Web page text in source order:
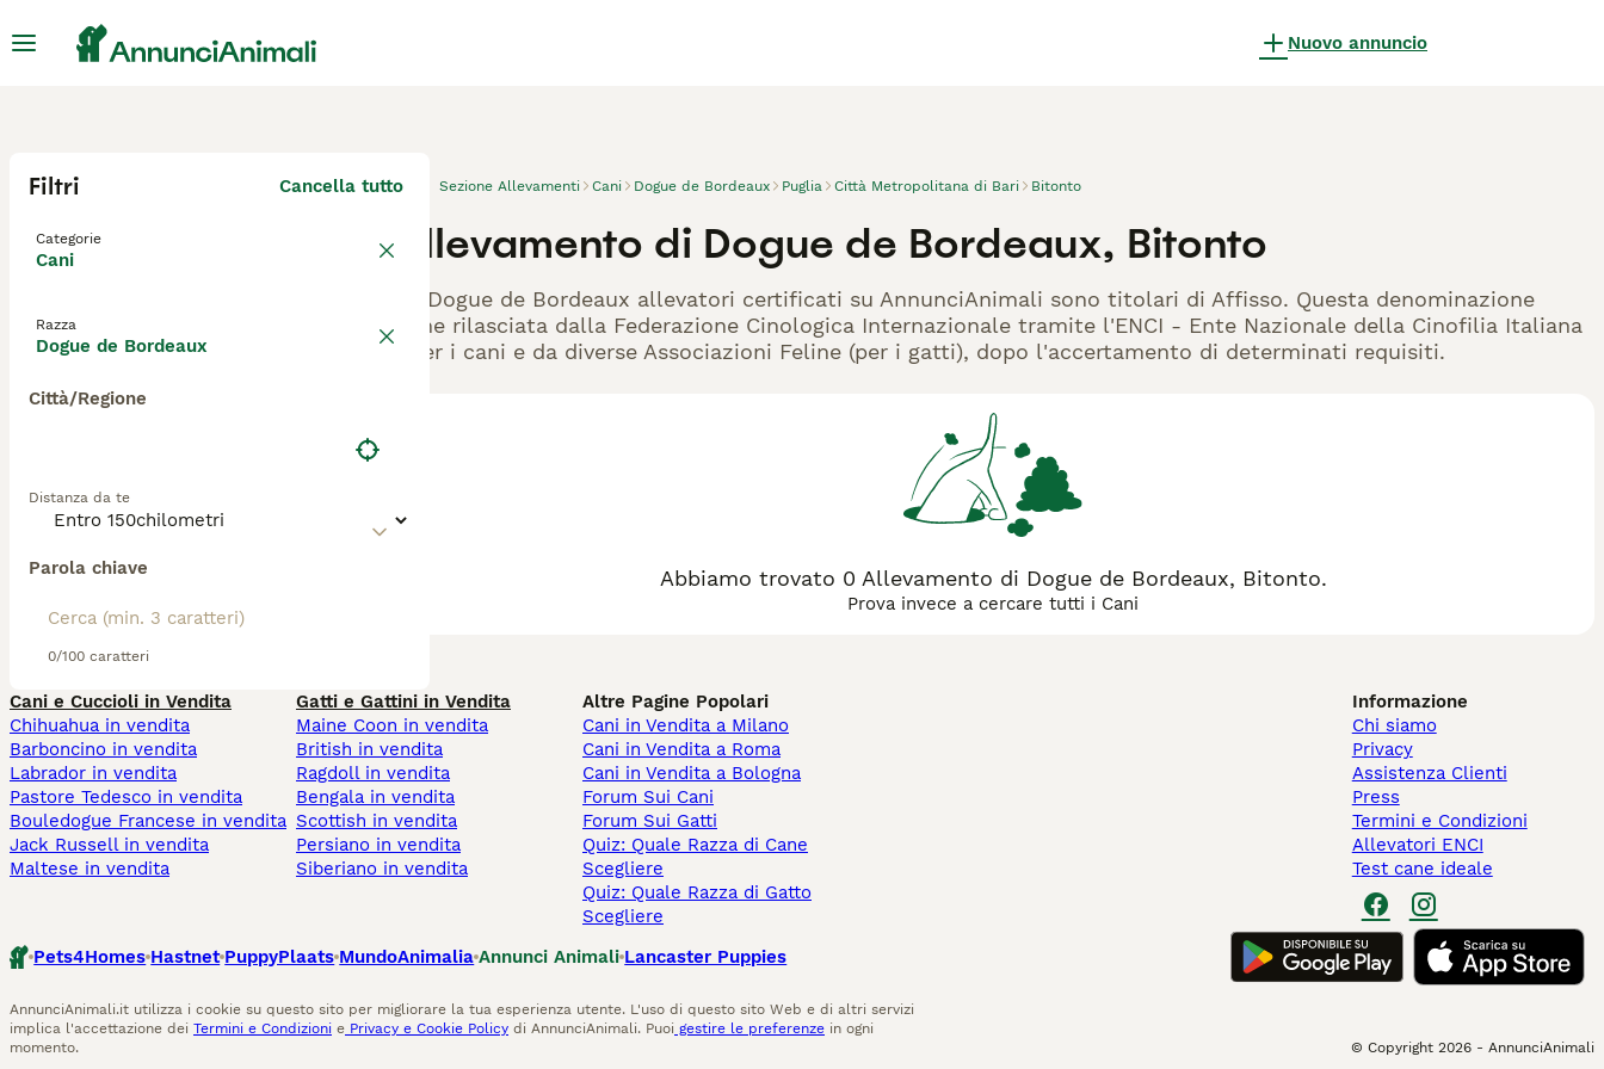
Nuovo annuncio
Filtri Cancella tutto
Categorie
Cani
Razza
Dogue de Bordeaux
Città/Regione
Distanza da te
Parola chiave
0/100 caratteri
Sezione Allevamenti Cani Dogue de Bordeaux Puglia Città Metropolitana di Bari Bitonto
Allevamento di Dogue de Bordeaux, Bitonto
Gli Dogue de Bordeaux allevatori certificati su AnnunciAnimali sono titolari di Affisso. Questa denominazione
viene rilasciata dalla Federazione Cinologica Internazionale tramite l'ENCI - Ente Nazionale della Cinofilia Italiana
- per i cani e da diverse Associazioni Feline (per i gatti), dopo l'accertamento di determinati requisiti.
Abbiamo trovato 0 Allevamento di Dogue de Bordeaux, Bitonto.
Prova invece a cercare tutti i Cani
Cani e Cuccioli in Vendita
Chihuahua in vendita
Barboncino in vendita
Labrador in vendita
Pastore Tedesco in vendita
Bouledogue Francese in vendita
Jack Russell in vendita
Maltese in vendita
Gatti e Gattini in Vendita
Maine Coon in vendita
British in vendita
Ragdoll in vendita
Bengala in vendita
Scottish in vendita
Persiano in vendita
Siberiano in vendita
Altre Pagine Popolari
Cani in Vendita a Milano
Cani in Vendita a Roma
Cani in Vendita a Bologna
Forum Sui Cani
Forum Sui Gatti
Quiz: Quale Razza di Cane
Scegliere
Quiz: Quale Razza di Gatto
Scegliere
Informazione
Chi siamo
Privacy
Assistenza Clienti
Press
Termini e Condizioni
Allevatori ENCI
Test cane ideale
Pets4Homes Hastnet PuppyPlaats MundoAnimalia Annunci Animali Lancaster Puppies
AnnunciAnimali.it utilizza i cookie su questo sito per migliorare la tua esperienza utente. L'uso di questo sito Web e di altri servizi
implica l'accettazione dei Termini e Condizioni e Privacy e Cookie Policy di AnnunciAnimali. Puoi gestire le preferenze in ogni
momento.
© Copyright 2026 - AnnunciAnimali